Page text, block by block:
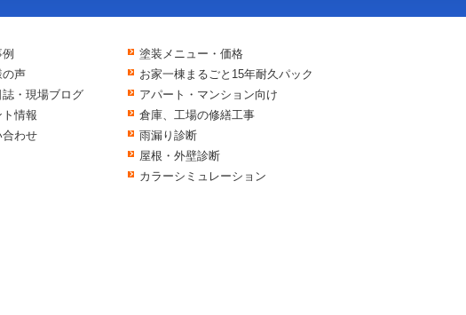
の声
誌・現場ブログ
ト情報
合わせ
塗装メニュー・価格
お家一棟まるごと15年耐久パック
アパート・マンション向け
倉庫、工場の修繕工事
雨漏り診断
屋根・外壁診断
カラーシミュレーション